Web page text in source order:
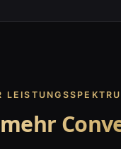
mehr